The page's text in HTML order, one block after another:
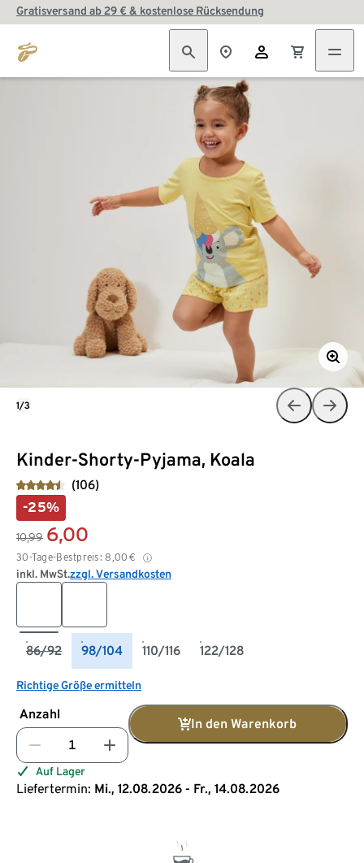
Gratisversand ab 29 € & kostenlose Rücksendung
Kinder-Shorty-Pyjama, Koala
(106)
-25%
10,99 6,00
30-Tage-Bestpreis: 8,00 €
inkl. MwSt.zzgl. Versandkosten
86/92 98/104 110/116 122/128
Richtige Größe ermitteln
Anzahl
In den Warenkorb
Auf Lager
Liefertermin: Mi., 12.08.2026 - Fr., 14.08.2026
1/3